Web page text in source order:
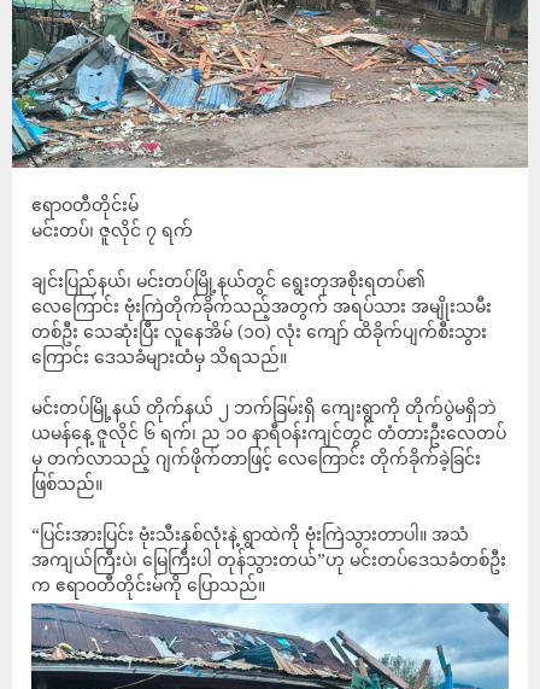
ဧရာဝတီတိုင်းမ်
မင်းတပ်၊ ဇူလိုင် ၇ ရက်
ချင်းပြည်နယ်၊ မင်းတပ်မြို့နယ်တွင် ရွေးတုအစိုးရတပ်၏
လေကြောင်း ဗုံးကြဲတိုက်ခိုက်သည့်အတွက် အရပ်သား အမျိုးသမီး
တစ်ဦး သေဆုံးပြီး လူနေအိမ် (၁၀) လုံး ကျော် ထိခိုက်ပျက်စီးသွား
ကြောင်း ဒေသခံများထံမှ သိရသည်။
မင်းတပ်မြို့နယ် တိုက်နယ် ၂ ဘက်ခြမ်းရှိ ကျေးရွာကို တိုက်ပွဲမရှိဘဲ
ယမန်နေ့ ဇူလိုင် ၆ ရက်၊ ည ၁၀ နာရီဝန်းကျင်တွင် တံတားဦးလေတပ်
မှ တက်လာသည့် ဂျက်ဖိုက်တာဖြင့် လေကြောင်း တိုက်ခိုက်ခဲ့ခြင်း
ဖြစ်သည်။
“ပြင်းအားပြင်း ဗုံးသီးနှစ်လုံးနဲ့ ရွာထဲကို ဗုံးကြဲသွားတာပါ။ အသံ
အကျယ်ကြီးပဲ၊ မြေကြီးပါ တုန်သွားတယ်”ဟု မင်းတပ်ဒေသခံတစ်ဦး
က ဧရာဝတီတိုင်းမ်ကို ပြောသည်။